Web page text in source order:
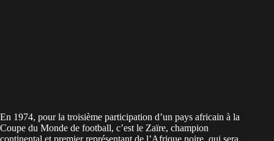
En 1974, pour la troisième participation d’un pays africain à la
Coupe du Monde de football, c’est le Zaïre, champion